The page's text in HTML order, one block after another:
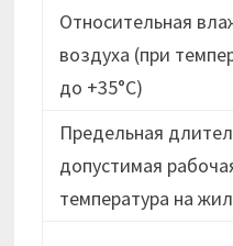
Относительная
воздуха (при
до +35°С)
Предельная
допустимая
температура на